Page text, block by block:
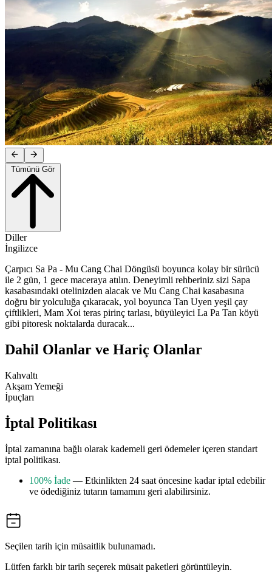
Tümünü Gör
Diller
İngilizce
Çarpıcı Sa Pa - Mu Cang Chai Döngüsü boyunca kolay bir sürücü
ile 2 gün, 1 gece maceraya atılın. Deneyimli rehberiniz sizi Sapa
kasabasındaki otelinizden alacak ve Mu Cang Chai kasabasına
doğru bir yolculuğa çıkaracak, yol boyunca Tan Uyen yeşil çay
çiftlikleri, Mam Xoi teras pirinç tarlası, büyüleyici La Pa Tan köyü
gibi pitoresk noktalarda duracak...
Dahil Olanlar ve Hariç Olanlar
Kahvaltı
Akşam Yemeği
İpuçları
İptal Politikası
İptal zamanına bağlı olarak kademeli geri ödemeler içeren standart
iptal politikası.
100% İade — Etkinlikten 24 saat öncesine kadar iptal edebilir
ve ödediğiniz tutarın tamamını geri alabilirsiniz.
Seçilen tarih için müsaitlik bulunamadı.
Lütfen farklı bir tarih seçerek müsait paketleri görüntüleyin.